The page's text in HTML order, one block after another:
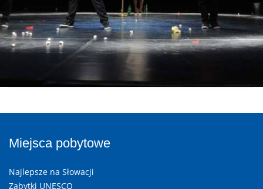
Miejsca pobytowe
Najlepsze na Słowacji
Zabytki UNESCO